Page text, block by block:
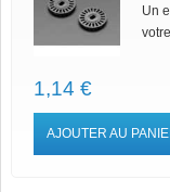
Un
1,14 €
AJOUTER AU